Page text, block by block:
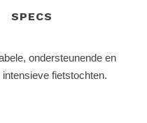
SPECS
ondersteunende en
fietstochten.